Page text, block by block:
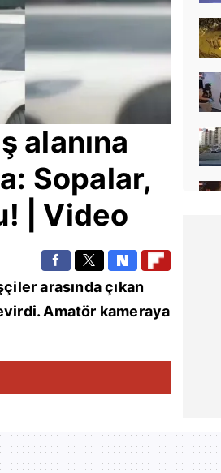
alanına
Sopalar,
| Video
arasında çıkan
Amatör kameraya